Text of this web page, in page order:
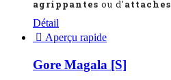
agrippantes ou d'attaches
Détail
 Aperçu rapide
Gore Magala [S]